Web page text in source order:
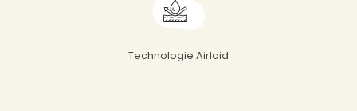
Technologie Airlaid